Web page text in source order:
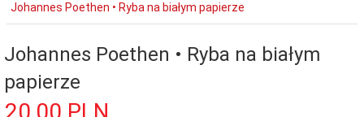
Johannes Poethen • Ryba na białym papierze
Johannes Poethen • Ryba na białym
papierze